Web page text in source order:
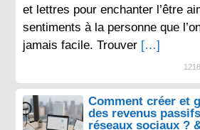
et lettres pour enchanter l’être
sentiments à la personne que
jamais facile. Trouver […]
Comment créer et
des revenus
réseaux sociaux ?